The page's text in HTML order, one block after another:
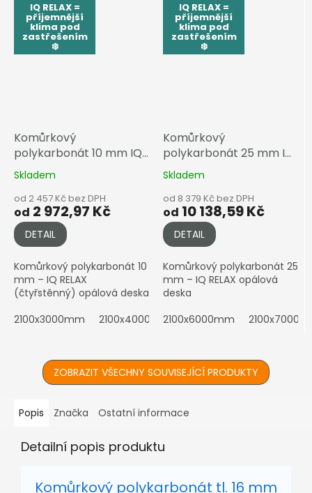
IQ RELAX =
příjemnější
klima pod
zastřešením
❄️
Komůrkový
polykarbonát 10 mm IQ
RELAX
Skladem
od 2 457 Kč bez DPH
od 2 972,97 Kč
DETAIL
Komůrkový polykarbonát 10
mm – IQ RELAX
(čtyřstěnný) opálová deska
2100x3000mm
2100x4000mm 2100x5000mm
IQ RELAX =
příjemnější
klima pod
zastřešením
❄️
Komůrkový
polykarbonát 25 mm IQ
RELAX
Skladem
od 8 379 Kč bez DPH
od 10 138,59 Kč
DETAIL
Komůrkový polykarbonát 25
mm – IQ RELAX opálová
deska
2100x6000mm
ZOBRAZIT VŠECHNY SOUVISEJÍCÍ PRODUKTY
Popis Značka Ostatní informace
Detailní popis produktu
Komůrkový polykarbonát tl. 16 mm